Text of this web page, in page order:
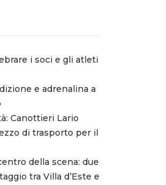
i soci e gli atleti
e adrenalina a
Canottieri Lario
di trasporto per il
della scena: due
tra Villa d’Este e